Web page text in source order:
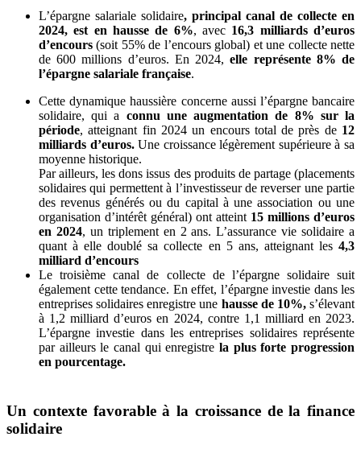
L’épargne salariale solidaire, principal canal de collecte en
2024, est en hausse de 6%, avec 16,3 milliards d’euros
d’encours (soit 55% de l’encours global) et une collecte nette
de 600 millions d’euros. En 2024,elle représente 8% de
l’épargne salariale française.
Cette dynamique haussière concerne aussi l’épargne bancaire
solidaire, qui a connu une augmentation de 8% sur la
période, atteignant fin 2024 un encours total de près de 12
milliards d’euros.Une croissance légèrement supérieure à sa
moyenne historique.
Par ailleurs, les dons issus des produits de partage (placements
solidaires qui permettent à l’investisseur de reverser une partie
des revenus générés ou du capital à une association ou une
organisation d’intérêt général) ont atteint 15 millions d’euros
en 2024, un triplement en 2 ans. L’assurance vie solidaire a
quant à elle doublé sa collecte en 5 ans, atteignant les 4,3
milliard d’encours
Le troisième canal de collecte de l’épargne solidaire suit
également cette tendance. En effet, l’épargne investie dans les
entreprises solidaires enregistre une hausse de 10%,s’élevant
à 1,2 milliard d’euros en 2024, contre 1,1 milliard en 2023.
L’épargne investie dans les entreprises solidaires représente
par ailleurs le canal qui enregistre la plus forte progression
en pourcentage.
Un contexte favorable à la croissance de la finance
solidaire